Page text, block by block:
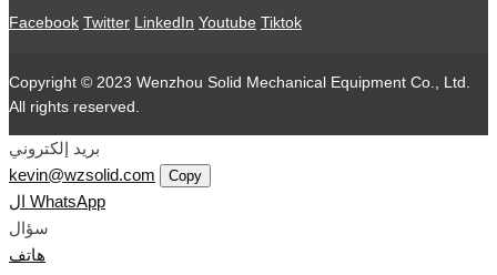
Facebook Twitter LinkedIn Youtube Tiktok
Copyright © 2023 Wenzhou Solid Mechanical Equipment Co., Ltd.
All rights reserved.
بريد إلكتروني
kevin@wzsolid.com
Copy
ال WhatsApp
سؤال
هاتف